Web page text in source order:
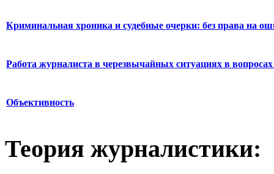
Криминальная хроника и судебные очерки: без права на
Работа журналиста в черезвычайных ситуациях в вопросах
Объективность
Теория журналистики: